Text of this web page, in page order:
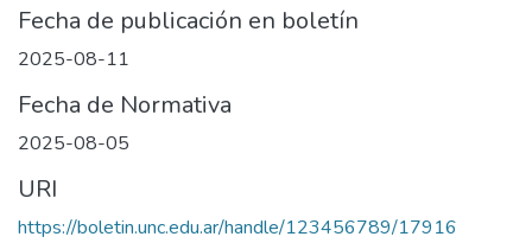
Fecha de publicación en boletín
2025-08-11
Fecha de Normativa
2025-08-05
URI
https://boletin.unc.edu.ar/handle/123456789/17916